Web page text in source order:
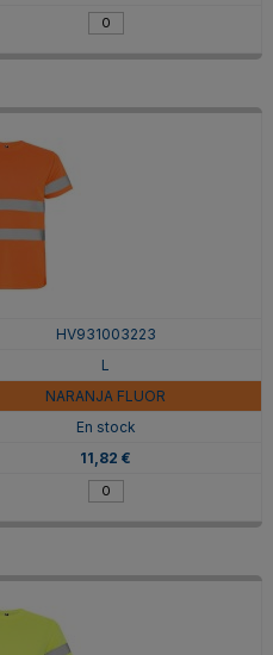
HV931003223
L
NARANJA FLUOR
En stock
11,82 €